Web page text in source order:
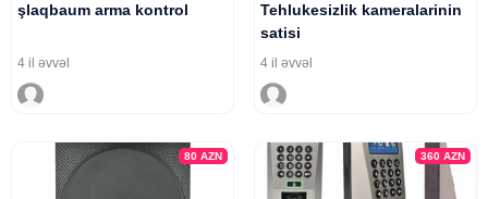
şlaqbaum arma kontrol
4 il əvvəl
Tehlukesizlik kameralarinin
satisi
4 il əvvəl
80AZN 360 AZN